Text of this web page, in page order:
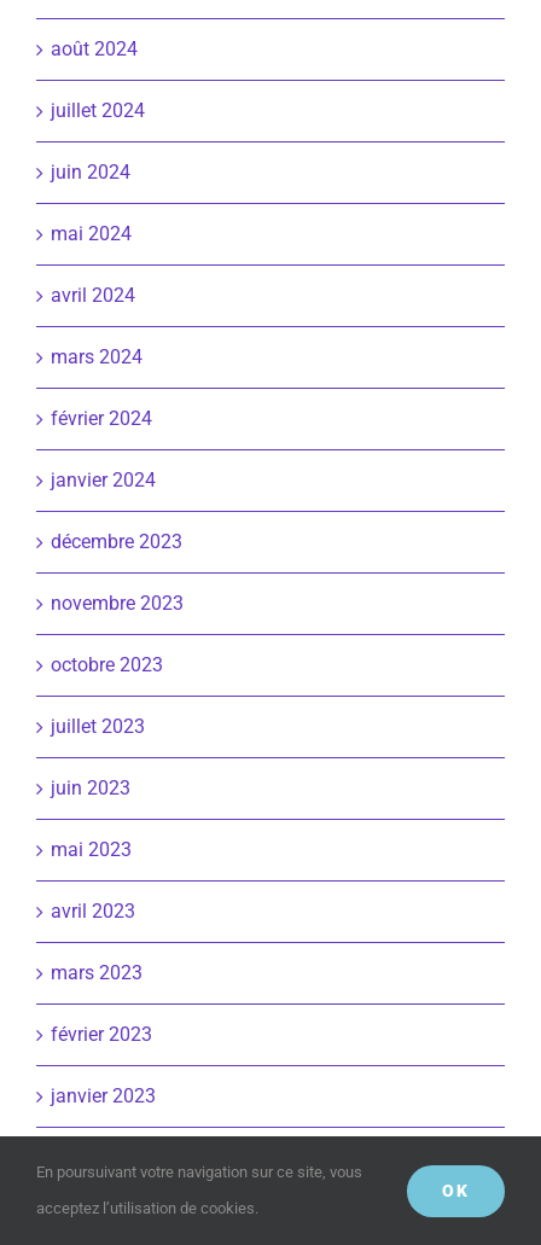
août 2024
juillet 2024
juin 2024
mai 2024
avril 2024
mars 2024
février 2024
janvier 2024
décembre 2023
novembre 2023
octobre 2023
juillet 2023
juin 2023
mai 2023
avril 2023
mars 2023
février 2023
janvier 2023
novembre 2022
En poursuivant votre navigation sur ce site, vous
acceptez l’utilisation de cookies.
OK